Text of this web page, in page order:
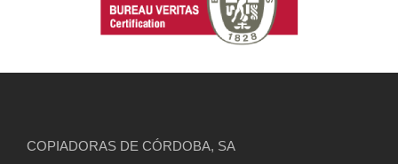
COPIADORAS DE CÓRDOBA, SA